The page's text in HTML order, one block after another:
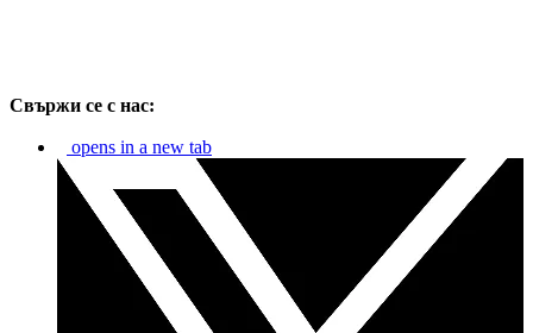
Свържи се с нас:
opens in a new tab